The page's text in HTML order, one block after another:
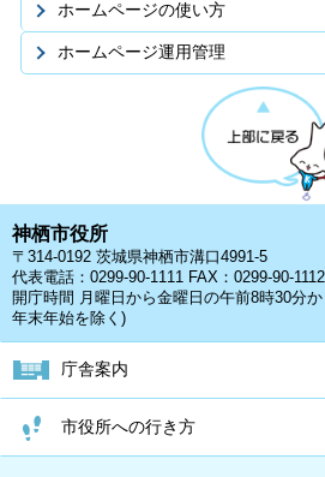
ホームページの使い方
ホームページ運用管理
神栖市役所
〒314-0192 茨城県神栖市溝口4991-5
代表電話：0299-90-1111 FAX：0299-90-1112
開庁時間 月曜日から金曜日の午前8時30分か
年末年始を除く)
庁舎案内
市役所への行き方